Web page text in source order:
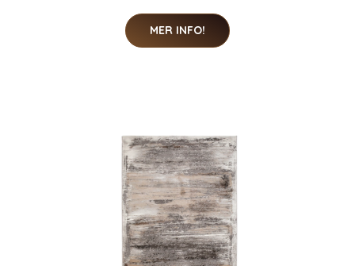
MER INFO!